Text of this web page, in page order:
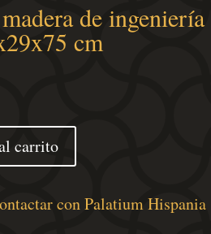
de
cm
carrito
con Palatium Hispania